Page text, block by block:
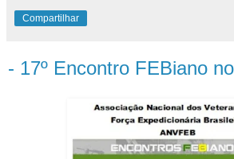
Compartilhar
- 17º Encontro FEBiano